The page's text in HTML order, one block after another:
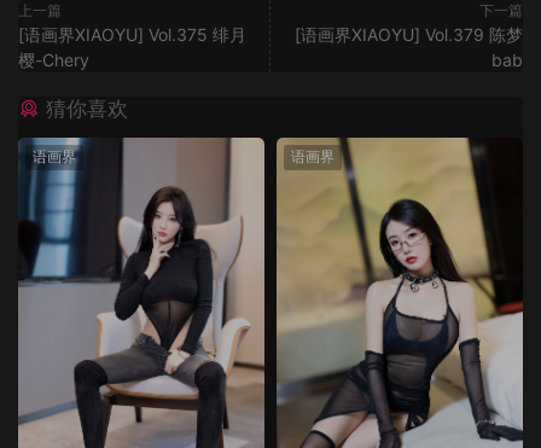
上一篇
[语画界XIAOYU] Vol.375 绯月
樱-Chery
下一篇
[语画界XIAOYU] Vol.379 陈梦
bab
猜你喜欢
语画界 语画界